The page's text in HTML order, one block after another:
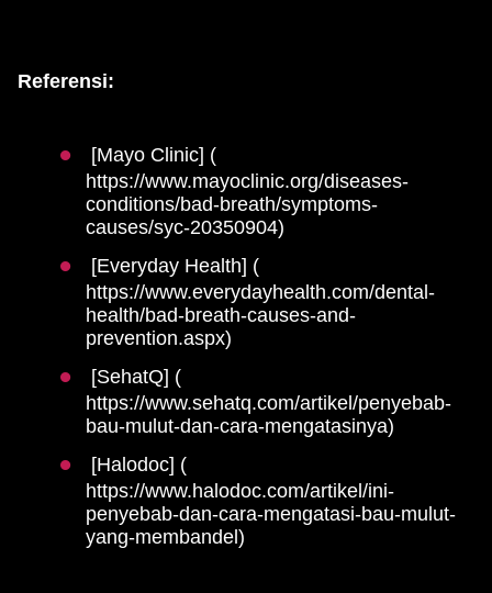
Referensi:
[Mayo Clinic] (
https://www.mayoclinic.org/diseases-
conditions/bad-breath/symptoms-
causes/syc-20350904)
[Everyday Health] (
https://www.everydayhealth.com/dental-
health/bad-breath-causes-and-
prevention.aspx)
[SehatQ] (
https://www.sehatq.com/artikel/penyebab-
bau-mulut-dan-cara-mengatasinya)
[Halodoc] (
https://www.halodoc.com/artikel/ini-
penyebab-dan-cara-mengatasi-bau-mulut-
yang-membandel)